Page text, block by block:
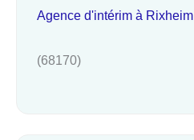
Agence d'intérim à Rixheim
(68170)